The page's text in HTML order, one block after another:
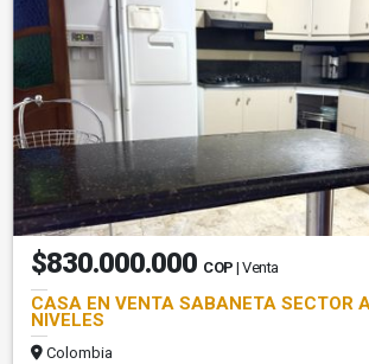
$830.000.000 COP | Venta
CASA EN VENTA SABANETA SECTOR
NIVELES
Colombia